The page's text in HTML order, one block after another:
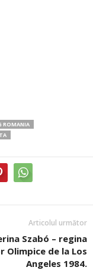
ROMANIA
Articolul următor
Szabó – regina
Olimpice de la Los
Angeles 1984.